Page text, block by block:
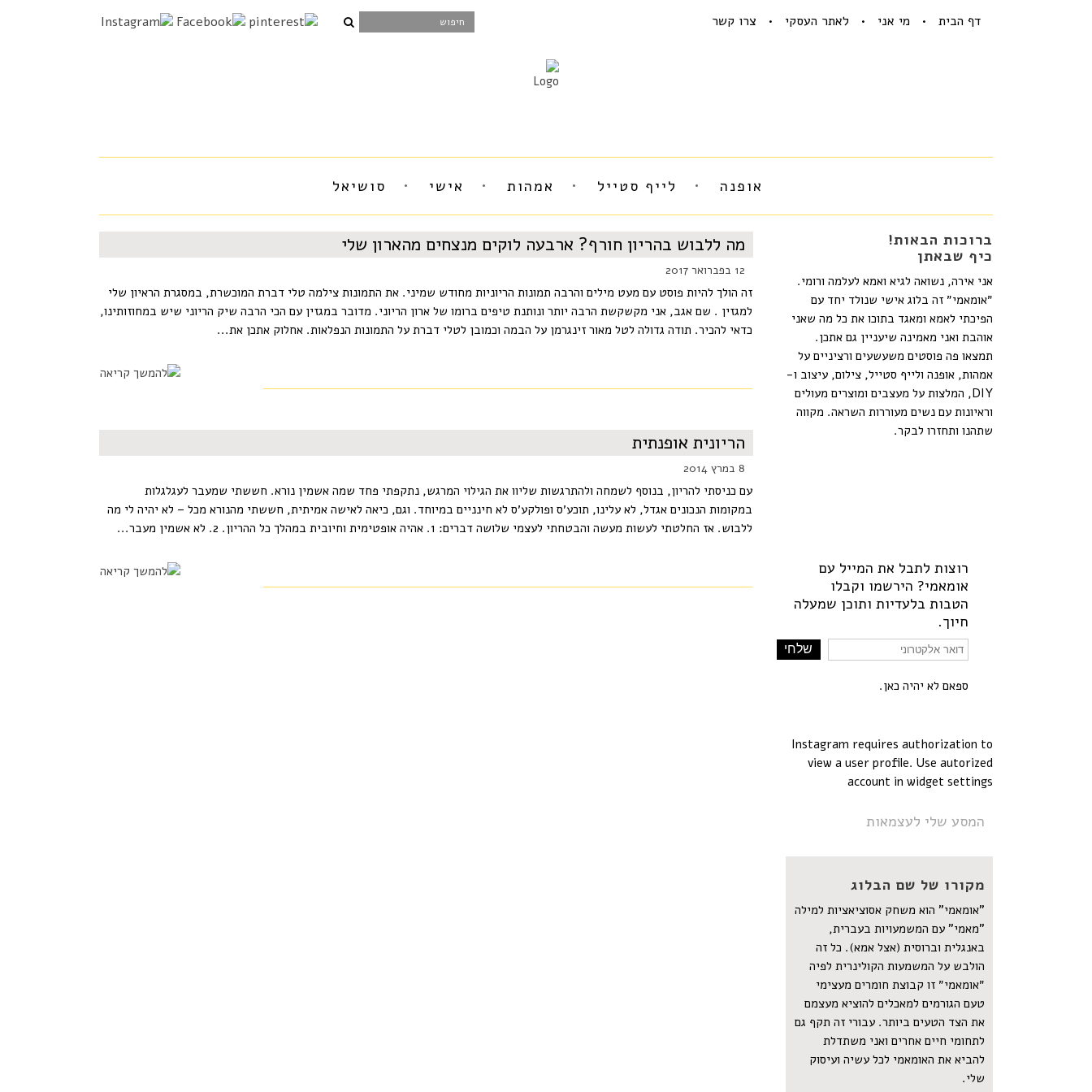
דף הבית מי אני לאתר העסקי צרו קשר
אופנה לייף סטייל אמהות אישי סושיאל
מה ללבוש בהריון חורף? ארבעה לוקים מנצחים מהארון שלי
12 בפברואר 2017
זה הולך להיות פוסט עם מעט מילים והרבה תמונות הריוניות מחודש שמיני. את התמונות צילמה טלי דברת המוכשרת, במסגרת הראיון שלי
למגזין . שם אגב, אני מקשקשת הרבה יותר ונותנת טיפים ברומו של ארון הריוני. מדובר במגזין עם הכי הרבה שיק הריוני שיש במחוזותינו,
כדאי להכיר. תודה גדולה לטל מאור זינגרמן על הבמה וכמובן לטלי דברת על התמונות הנפלאות. אחלוק אתכן את...
הריונית אופנתית
8 במרץ 2014
עם כניסתי להריון, בנוסף לשמחה ולהתרגשות שליוו את הגילוי המרגש, נתקפתי פחד שמה אשמין נורא. חששתי שמעבר לעגלגלות
במקומות הנכונים אגדל, לא עלינו, תוכע׳ס ופולקע׳ס לא חינניים במיוחד. וגם, כיאה לאישה אמיתית, חששתי מהנורא מכל – לא יהיה לי מה
ללבוש. אז החלטתי לעשות מעשה והבטחתי לעצמי שלושה דברים: 1. אהיה אופטימית וחיובית במהלך כל ההריון. 2. לא אשמין מעבר...
ברוכות הבאות!
כיף שבאתן
אני אירה, נשואה לגיא ואמא לעלמה ורומי.
״אומאמי״ זה בלוג אישי שנולד יחד עם
הפיכתי לאמא ומאגד בתוכו את כל מה שאני
אוהבת ואני מאמינה שיעניין גם אתכן.
תמצאו פה פוסטים משעשעים ורציניים על
אמהות, אופנה ולייף סטייל, צילום, עיצוב ו-
DIY, המלצות על מעצבים ומוצרים מעולים
וראיונות עם נשים מעוררות השראה. מקווה
שתהנו ותחזרו לבקר.
רוצות לתבל את המייל עם
אומאמי? הירשמו וקבלו
הטבות בלעדיות ותוכן שמעלה
חיוך.
ספאם לא יהיה כאן.
Instagram requires authorization to
view a user profile. Use autorized
account in widget settings
המסע שלי לעצמאות
מקורו של שם הבלוג
"אומאמי" הוא משחק אסוציאציות למילה
"מאמי" עם המשמעויות בעברית,
באנגלית וברוסית (אצל אמא). כל זה
הולבש על המשמעות הקולינרית לפיה
״אומאמי״ זו קבוצת חומרים מעצימי
טעם הגורמים למאכלים להוציא מעצמם
את הצד הטעים ביותר. עבורי זה תקף גם
לתחומי חיים אחרים ואני משתדלת
להביא את האומאמי לכל עשיה ועיסוק
שלי.